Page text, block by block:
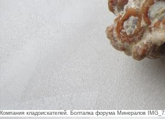
Компания кладоискателей. Болталка форума Минералов